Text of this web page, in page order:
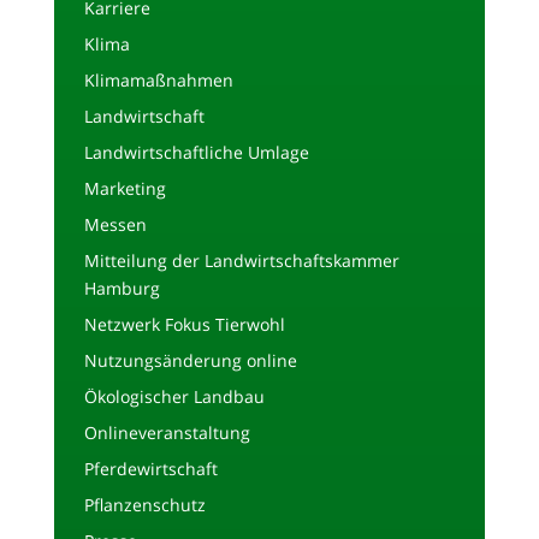
Karriere
Klima
Klimamaßnahmen
Landwirtschaft
Landwirtschaftliche Umlage
Marketing
Messen
Mitteilung der Landwirtschaftskammer
Hamburg
Netzwerk Fokus Tierwohl
Nutzungsänderung online
Ökologischer Landbau
Onlineveranstaltung
Pferdewirtschaft
Pflanzenschutz